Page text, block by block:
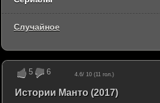
5 6 4.6/ 10 (11 гол.)
Истории Манто (2017)
Случайное